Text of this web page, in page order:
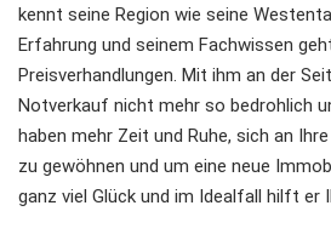
kennt seine Region wie seine
Erfahrung und seinem Fachwissen
Preisverhandlungen. Mit ihm an der
Notverkauf nicht mehr so bedrohlich
haben mehr Zeit und Ruhe, sich an
zu gewöhnen und um eine neue
ganz viel Glück und im Idealfall hilft er